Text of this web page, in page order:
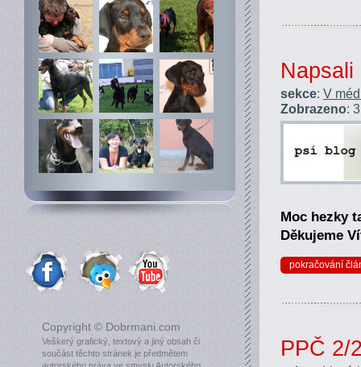
Copyright © Dobrmani.com
Veškerý grafický, textový a jiný obsah či
součást těchto stránek je předmětem
sekce: V
Zobrazeno:
Moc hezky
Děkujeme
pokračování
PPČ 2/